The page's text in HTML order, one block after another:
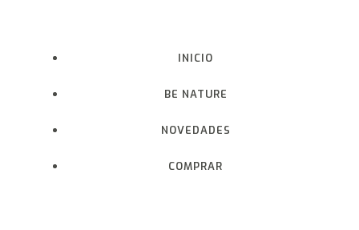
contenido
INICIO
BE NATURE
NOVEDADES
COMPRAR